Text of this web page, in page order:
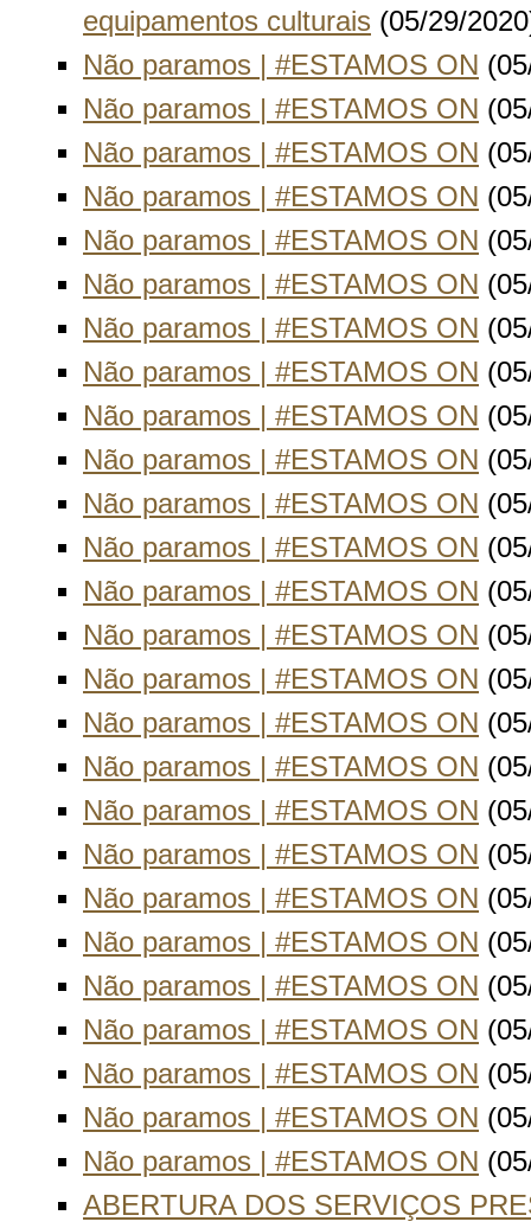
equipamentos culturais (05/29/
Não paramos | #ESTAMOS ON
Não paramos | #ESTAMOS ON
Não paramos | #ESTAMOS ON
Não paramos | #ESTAMOS ON
Não paramos | #ESTAMOS ON
Não paramos | #ESTAMOS ON
Não paramos | #ESTAMOS ON
Não paramos | #ESTAMOS ON
Não paramos | #ESTAMOS ON
Não paramos | #ESTAMOS ON
Não paramos | #ESTAMOS ON
Não paramos | #ESTAMOS ON
Não paramos | #ESTAMOS ON
Não paramos | #ESTAMOS ON
Não paramos | #ESTAMOS ON
Não paramos | #ESTAMOS ON
Não paramos | #ESTAMOS ON
Não paramos | #ESTAMOS ON
Não paramos | #ESTAMOS ON
Não paramos | #ESTAMOS ON
Não paramos | #ESTAMOS ON
Não paramos | #ESTAMOS ON
Não paramos | #ESTAMOS ON
Não paramos | #ESTAMOS ON
Não paramos | #ESTAMOS ON
Não paramos | #ESTAMOS ON
ABERTURA DOS SERVIÇOS